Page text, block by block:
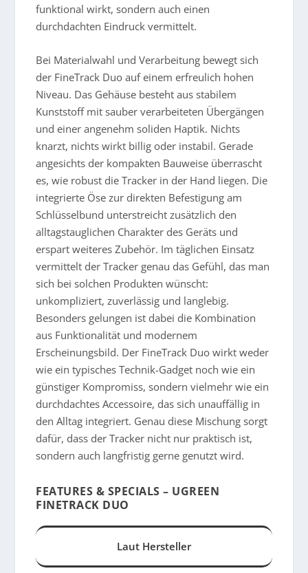
funktional wirkt, sondern auch einen
durchdachten Eindruck vermittelt.
Bei Materialwahl und Verarbeitung bewegt sich
der FineTrack Duo auf einem erfreulich hohen
Niveau. Das Gehäuse besteht aus stabilem
Kunststoff mit sauber verarbeiteten Übergängen
und einer angenehm soliden Haptik. Nichts
knarzt, nichts wirkt billig oder instabil. Gerade
angesichts der kompakten Bauweise überrascht
es, wie robust die Tracker in der Hand liegen. Die
integrierte Öse zur direkten Befestigung am
Schlüsselbund unterstreicht zusätzlich den
alltagstauglichen Charakter des Geräts und
erspart weiteres Zubehör. Im täglichen Einsatz
vermittelt der Tracker genau das Gefühl, das man
sich bei solchen Produkten wünscht:
unkompliziert, zuverlässig und langlebig.
Besonders gelungen ist dabei die Kombination
aus Funktionalität und modernem
Erscheinungsbild. Der FineTrack Duo wirkt weder
wie ein typisches Technik-Gadget noch wie ein
günstiger Kompromiss, sondern vielmehr wie ein
durchdachtes Accessoire, das sich unauffällig in
den Alltag integriert. Genau diese Mischung sorgt
dafür, dass der Tracker nicht nur praktisch ist,
sondern auch langfristig gerne genutzt wird.
FEATURES & SPECIALS – UGREEN
FINETRACK DUO
Laut Hersteller